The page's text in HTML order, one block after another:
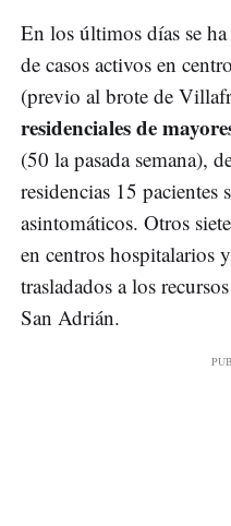
En los últimos días se
de casos activos en
(previo al brote de
residenciales de
(50 la pasada semana),
residencias 15 pacientes
asintomáticos. Otros
en centros hospitalarios
trasladados a los
San Adrián.